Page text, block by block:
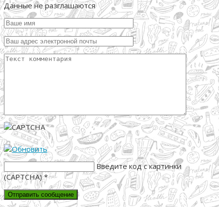
Данные не разглашаются
Введите код с картинки
(CAPTCHA)*